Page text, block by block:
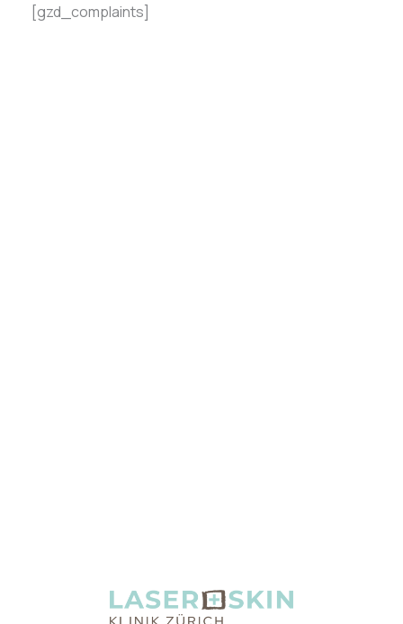
[gzd_complaints]